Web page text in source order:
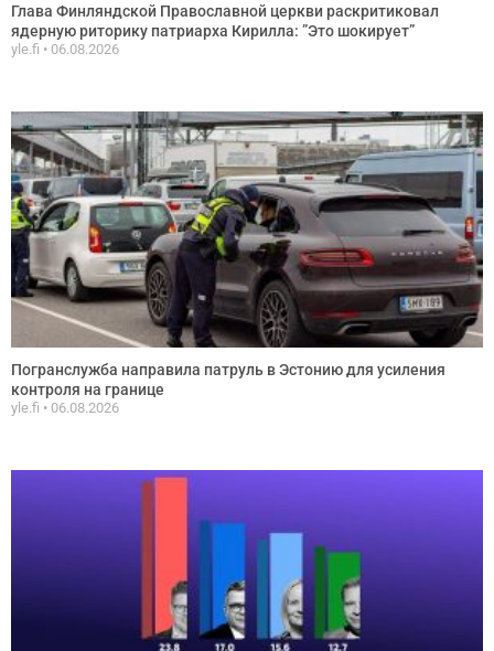
Глава Финляндской Православной церкви раскритиковал
ядерную риторику патриарха Кирилла: ”Это шокирует”
yle.fi 06.08.2026
Погранслужба направила патруль в Эстонию для усиления
контроля на границе
yle.fi 06.08.2026